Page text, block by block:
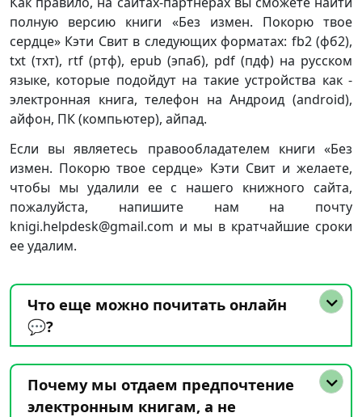
полную версию книги «Без измен. Покорю твое
сердце» Кэти Свит в следующих форматах: fb2 (фб2),
txt (тхт), rtf (ртф), epub (эпаб), pdf (пдф) на русском
языке, которые подойдут на такие устройства как -
электронная книга, телефон на Андроид (android),
айфон, ПК (компьютер), айпад.
Если вы являетесь правообладателем книги «Без
измен. Покорю твое сердце» Кэти Свит и желаете,
чтобы мы удалили ее с нашего книжного сайта,
пожалуйста, напишите нам на почту
knigi.helpdesk@gmail.com и мы в кратчайшие сроки
ее удалим.
Что еще можно почитать онлайн
💬?
Почему мы отдаем предпочтение
электронным книгам, а не